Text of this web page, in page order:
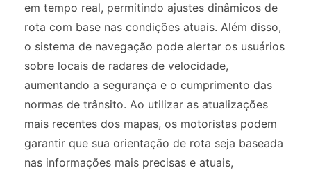
em tempo real, permitindo ajustes dinâmicos de
rota com base nas condições atuais. Além disso,
o sistema de navegação pode alertar os usuários
sobre locais de radares de velocidade,
aumentando a segurança e o cumprimento das
normas de trânsito. Ao utilizar as atualizações
mais recentes dos mapas, os motoristas podem
garantir que sua orientação de rota seja baseada
nas informações mais precisas e atuais,